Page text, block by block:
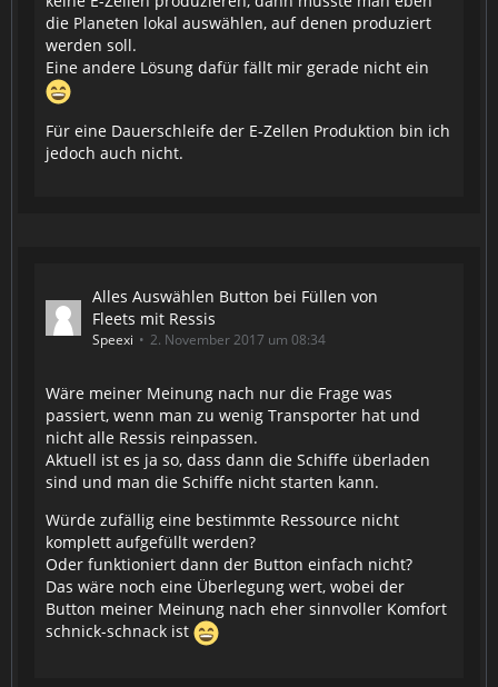
die Planeten lokal auswählen, auf denen produziert
werden soll.
Eine andere Lösung dafür fällt mir gerade nicht ein
Für eine Dauerschleife der E-Zellen Produktion bin ich
jedoch auch nicht.
Alles Auswählen Button bei Füllen von
Fleets mit Ressis
Speexi 2. November 2017 um 08:34
Wäre meiner Meinung nach nur die Frage was
passiert, wenn man zu wenig Transporter hat und
nicht alle Ressis reinpassen.
Aktuell ist es ja so, dass dann die Schiffe überladen
sind und man die Schiffe nicht starten kann.
Würde zufällig eine bestimmte Ressource nicht
komplett aufgefüllt werden?
Oder funktioniert dann der Button einfach nicht?
Das wäre noch eine Überlegung wert, wobei der
Button meiner Meinung nach eher sinnvoller Komfort
schnick-schnack ist